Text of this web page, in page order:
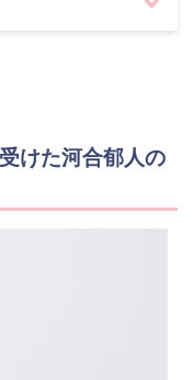
けた河合郁人の